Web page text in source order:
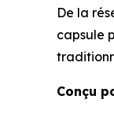
De la
capsule
Conçu